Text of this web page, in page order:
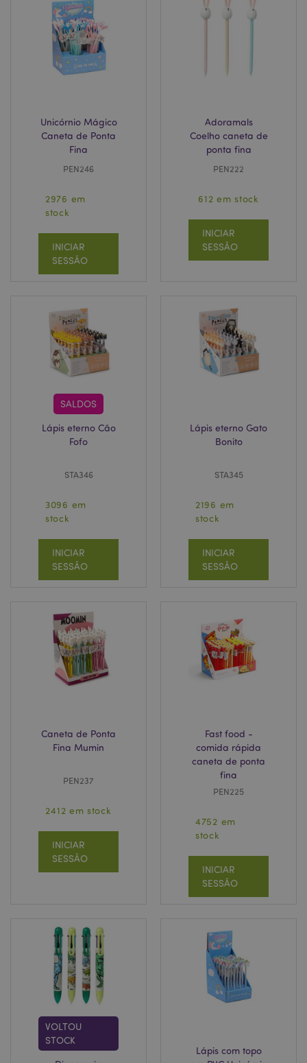
Unicórnio Mágico
Caneta de Ponta
Fina
PEN246
2976 em
stock
INICIAR
SESSÃO
Adoramals
Coelho caneta de
ponta fina
PEN222
612 em stock
INICIAR
SESSÃO
SALDOS
Lápis eterno Cão
Fofo
STA346
3096 em
stock
INICIAR
SESSÃO
Lápis eterno Gato
Bonito
STA345
2196 em
stock
INICIAR
SESSÃO
Caneta de Ponta
Fina Mumin
PEN237
2412 em stock
INICIAR
SESSÃO
Fast food -
comida rápida
caneta de ponta
fina
PEN225
4752 em
stock
INICIAR
SESSÃO
VOLTOU
STOCK
Lápis com topo